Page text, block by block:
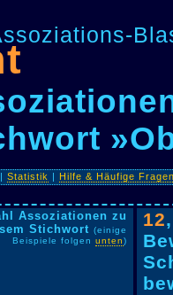
|Statistik |Hilfe & Häufige
Assoziationen zu
Stichwort (einige
Beispiele folgen unten)
12